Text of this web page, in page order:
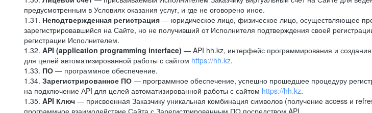
предусмотренным в Условиях оказания услуг, и где не оговорено иное.
1.31. Неподтвержденная регистрация — юридическое лицо, физическое лицо, осуществляющее
зарегистрировавшийся на Сайте, но не получивший от Исполнителя подтверждения своей
регистрации Исполнителем.
1.32. API (application programming interface) — API hh.kz, интерфейс программирования и
для целей автоматизированной работы с сайтом https://hh.kz.
1.33. ПО — программное обеспечение.
1.34. Зарегистрированное ПО — программное обеспечение, успешно прошедшее процедуру
на подключение АPI для целей автоматизированной работы с сайтом https://hh.kz.
1.35. API Ключ — присвоенная Заказчику уникальная комбинация символов (получение access и
программное взаимодействие Сайта с Зарегистрированным ПО посредством API.